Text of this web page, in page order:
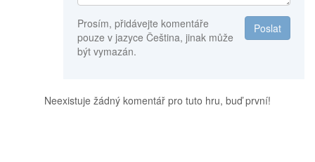
Poslat
Prosím, přidávejte komentáře
pouze v jazyce Čeština, jinak může
být vymazán.
Neexistuje žádný komentář pro tuto hru, buď první!